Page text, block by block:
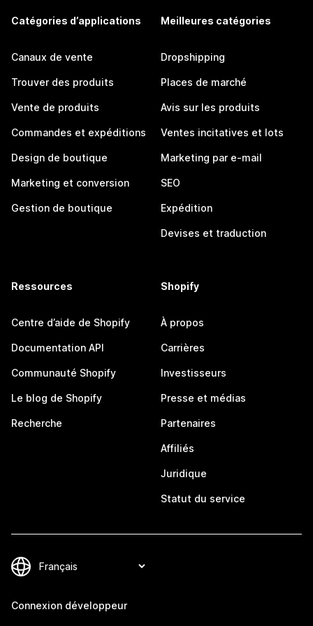
Catégories d’applications
Canaux de vente
Trouver des produits
Vente de produits
Commandes et expéditions
Design de boutique
Marketing et conversion
Gestion de boutique
Meilleures catégories
Dropshipping
Places de marché
Avis sur les produits
Ventes incitatives et lots
Marketing par e-mail
SEO
Expédition
Devises et traduction
Ressources
Centre d’aide de Shopify
Documentation API
Communauté Shopify
Le blog de Shopify
Recherche
Shopify
À propos
Carrières
Investisseurs
Presse et médias
Partenaires
Affiliés
Juridique
Statut du service
Connexion développeur